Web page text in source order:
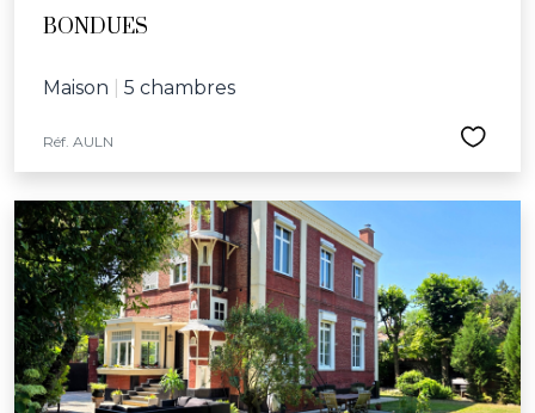
BONDUES
Maison 5 chambres
Réf. AULN